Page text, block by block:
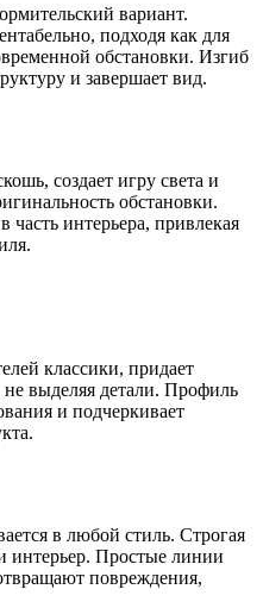
вариант.
подходя как для
обстановки. Изгиб
и завершает вид.
создает игру света и
обстановки.
часть интерьера, привлекая
классики, придает
выделяя детали. Профиль
и подчеркивает
в любой стиль. Строгая
интерьер. Простые линии
повреждения,